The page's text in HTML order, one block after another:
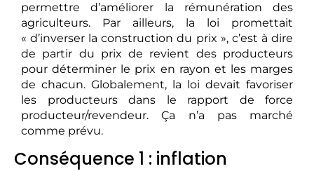
permettre d’améliorer la rémunération des
agriculteurs. Par ailleurs, la loi promettait
« d’inverser la construction du prix », c’est à dire
de partir du prix de revient des producteurs
pour déterminer le prix en rayon et les marges
de chacun. Globalement, la loi devait favoriser
les producteurs dans le rapport de force
producteur/revendeur. Ça n’a pas marché
comme prévu.
Conséquence 1 : inflation